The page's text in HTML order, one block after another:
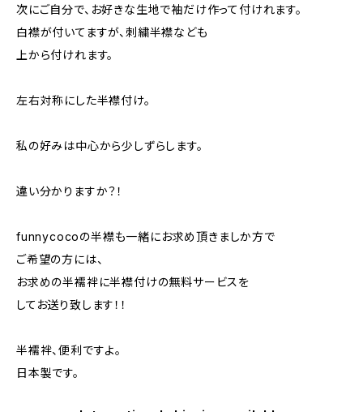
次にご自分で、お好きな生地で袖だけ作って付けれます。
白襟が付いてますが、刺繍半襟なども
上から付けれます。
左右対称にした半襟付け。
私の好みは中心から少しずらします。
違い分かりますか？！
funnycocoの半襟も一緒にお求め頂きましか方で
ご希望の方には、
お求めの半襦袢に半襟付けの無料サービスを
してお送り致します！！
半襦袢、便利ですよ。
日本製です。